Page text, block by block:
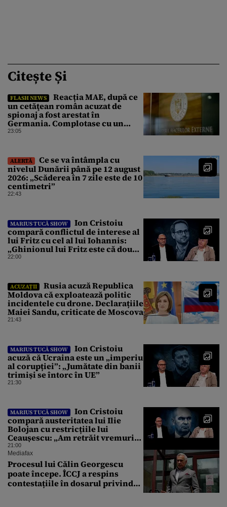
Citește Și
FLASH NEWS
Reacția MAE, după ce
un cetăţean român acuzat de
spionaj a fost arestat în
Germania. Complotase cu un
ucrainean ca să asasineze un
23:05
ALERTĂ
Ce se va întâmpla cu
nivelul Dunării până pe 12 august
2026: „Scăderea în 7 zile este de 10
centimetri”
22:43
MARIUS TUCĂ SHOW
Ion Cristoiu
compară conflictul de interese al
lui Fritz cu cel al lui Iohannis:
„Ghinionul lui Fritz este că două
instanțe l-au declarat
22:00
ACUZAȚII
Rusia acuză Republica
Moldova că exploatează politic
incidentele cu drone. Declarațiile
Maiei Sandu, criticate de Moscova
21:43
MARIUS TUCĂ SHOW
Ion Cristoiu
acuză că Ucraina este un „imperiu
al corupției”: „Jumătate din banii
trimiși se întorc în UE”
21:30
MARIUS TUCĂ SHOW
Ion Cristoiu
compară austeritatea lui Ilie
Bolojan cu restricțiile lui
Ceaușescu: „Am retrăit vremurile
tinereții”
21:00
Mediafax
Procesul lui Călin Georgescu
poate începe. ÎCCJ a respins
contestațiile în dosarul privind